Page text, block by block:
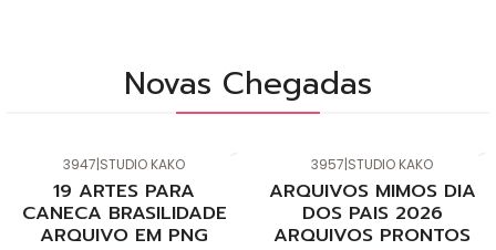
Novas Chegadas
3947|STUDIO KAKO
19 ARTES PARA
CANECA BRASILIDADE
ARQUIVO EM PNG
3957|STUDIO KAKO
ARQUIVOS MIMOS DIA
DOS PAIS 2026
ARQUIVOS PRONTOS